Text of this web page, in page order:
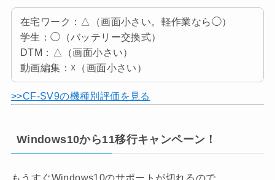
在宅ワーク：△（画面小さい。軽作業なら◯）
学生：◯（バッテリー交換式）
DTM：△（画面小さい）
動画編集：☓（画面小さい）
>>CF-SV9の機種別評価を見る
Windows10から11移行キャンペーン！
もうすぐWindows10のサポートが切れるので